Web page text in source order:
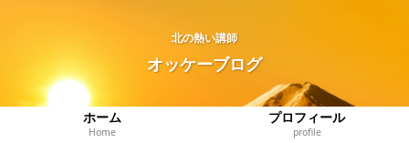
北の熱い講師
オッケーブログ
ホーム
Home
プロフィール
profile